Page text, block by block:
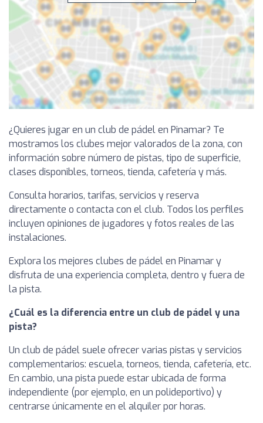
¿Quieres jugar en un club de pádel en Pinamar? Te
mostramos los clubes mejor valorados de la zona, con
información sobre número de pistas, tipo de superficie,
clases disponibles, torneos, tienda, cafetería y más.
Consulta horarios, tarifas, servicios y reserva
directamente o contacta con el club. Todos los perfiles
incluyen opiniones de jugadores y fotos reales de las
instalaciones.
Explora los mejores clubes de pádel en Pinamar y
disfruta de una experiencia completa, dentro y fuera de
la pista.
¿Cuál es la diferencia entre un club de pádel y una
pista?
Un club de pádel suele ofrecer varias pistas y servicios
complementarios: escuela, torneos, tienda, cafetería, etc.
En cambio, una pista puede estar ubicada de forma
independiente (por ejemplo, en un polideportivo) y
centrarse únicamente en el alquiler por horas.